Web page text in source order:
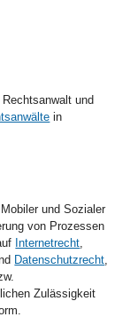
und
in
und Sozialer
von Prozessen
Internetrecht,
Datenschutzrecht,
Zulässigkeit